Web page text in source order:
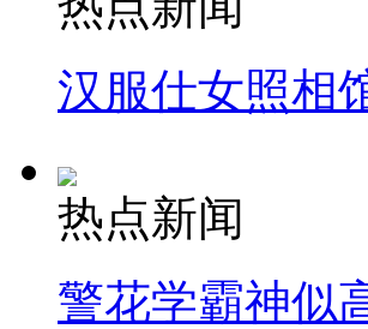
汉服仕女照相
热点新闻
警花学霸神似